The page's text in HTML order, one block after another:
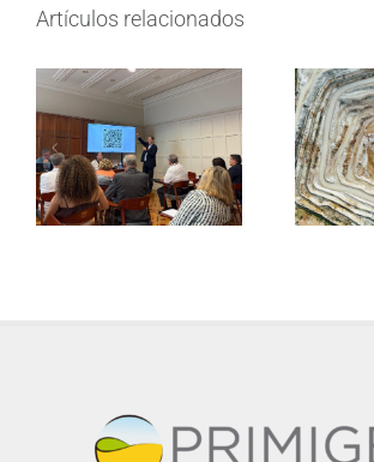
Artículos relacionados